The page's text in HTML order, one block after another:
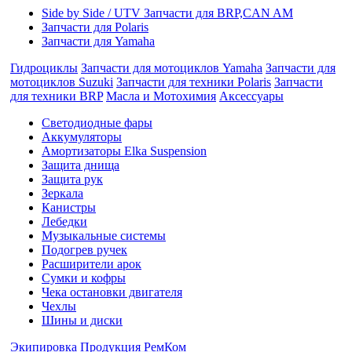
Side by Side / UTV Запчасти для BRP,CAN AM
Запчасти для Polaris
Запчасти для Yamaha
Гидроциклы Запчасти для мотоциклов Yamaha Запчасти для
мотоциклов Suzuki Запчасти для техники Polaris Запчасти
для техники BRP Масла и Мотохимия Аксессуары
Cветодиодные фары
Аккумуляторы
Амортизаторы Elka Suspension
Защита днища
Защита рук
Зеркала
Канистры
Лебедки
Музыкальные системы
Подогрев ручек
Расширители арок
Сумки и кофры
Чека остановки двигателя
Чехлы
Шины и диски
Экипировка Продукция РемКом